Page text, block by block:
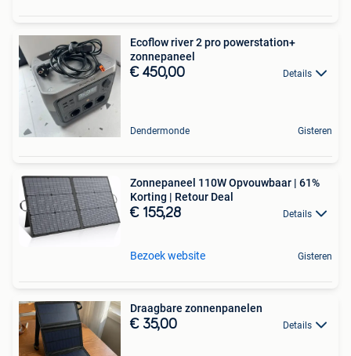
Ecoflow river 2 pro powerstation+
zonnepaneel
€ 450,00 Details
Dendermonde Gisteren
Zonnepaneel 110W Opvouwbaar | 61%
Korting | Retour Deal
€ 155,28 Details
Bezoek website Gisteren
Draagbare zonnenpanelen
€ 35,00 Details